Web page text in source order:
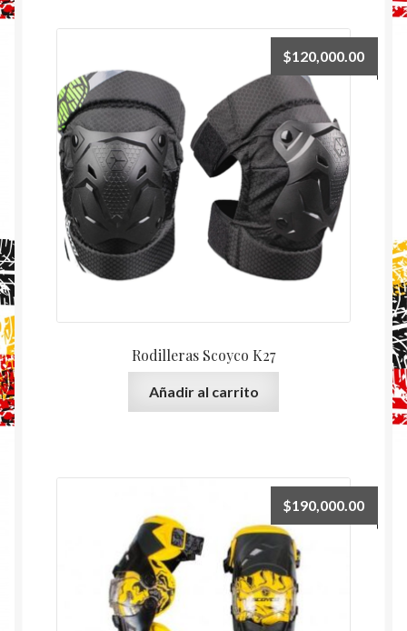
Rodilleras Scoyco K27
$120,000.00
Añadir al carrito
$190,000.00